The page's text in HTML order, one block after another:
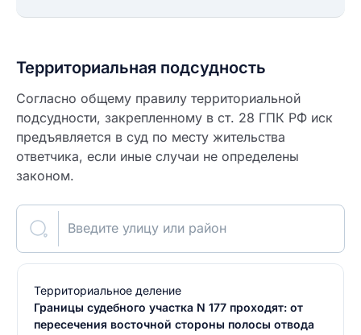
Территориальная подсудность
Согласно общему правилу территориальной
подсудности, закрепленному в ст. 28 ГПК РФ иск
предъявляется в суд по месту жительства
ответчика, если иные случаи не определены
законом.
Введите улицу или район
Территориальное деление
Границы судебного участка N 177 проходят: от
пересечения восточной стороны полосы отвода